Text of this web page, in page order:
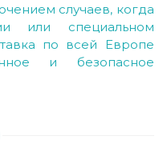
случаев, когда
или специальном
по всей Европе
и безопасное